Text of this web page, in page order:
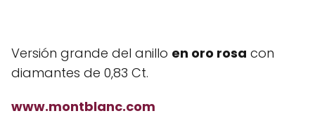
Versión grande del anillo en oro rosa con
diamantes de 0,83 Ct.
www.montblanc.com